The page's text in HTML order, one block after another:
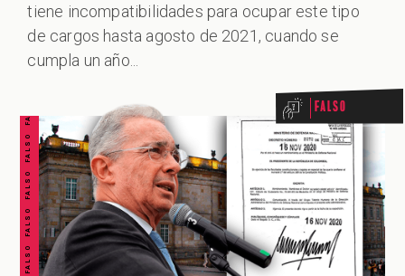
tiene incompatibilidades para ocupar este tipo
de cargos hasta agosto de 2021, cuando se
cumpla un año...
FALSO FALSO FALSO FALSO FALSO FALSO FALSO Falso